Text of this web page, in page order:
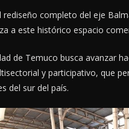
completo del eje
a este histórico espacio
de Temuco busca avanzar
y participativo, que
del sur del país.